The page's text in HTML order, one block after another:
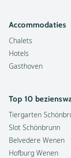
Accommodaties
Chalets
Hotels
Gasthoven
Top 10
Tiergarten
Slot Schönbrunn
Belvedere Wenen
Hofburg Wenen